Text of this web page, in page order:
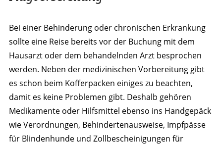
Bei einer Behinderung oder chronischen Erkrankung
sollte eine Reise bereits vor der Buchung mit dem
Hausarzt oder dem behandelnden Arzt besprochen
werden. Neben der medizinischen Vorbereitung gibt
es schon beim Kofferpacken einiges zu beachten,
damit es keine Problemen gibt. Deshalb gehören
Medikamente oder Hilfsmittel ebenso ins Handgepäck
wie Verordnungen, Behindertenausweise, Impfpässe
für Blindenhunde und Zollbescheinigungen für